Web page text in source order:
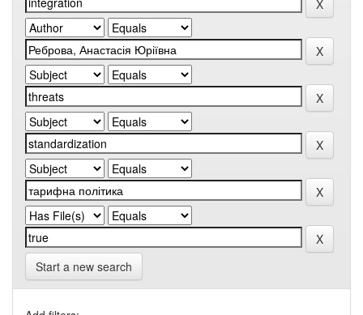
Start a new search